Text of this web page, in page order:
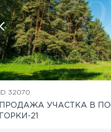
ID 32070
ПРОДАЖА УЧАСТКА В
ГОРКИ-21